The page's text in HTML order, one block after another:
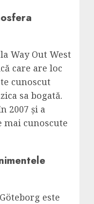
Way Out West
care are loc
cunoscut
sa bogată.
2007 și a
cunoscute
este